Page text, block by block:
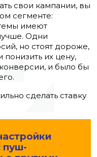
свои кампании, вы
сегменте:
имеют
Одни
но стоят дороже,
их цену,
и было бы
сделать ставку
пуш-